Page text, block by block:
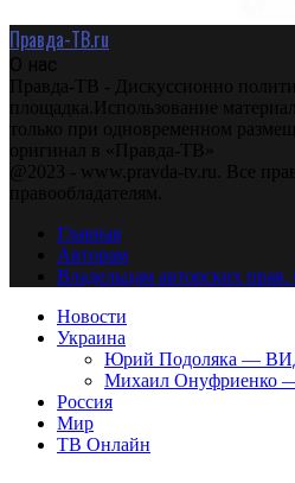
Правда-ТВ.ru
О нас
Правда-ТВ - Дискуссионно
площадка.Использование
только при одновременном
оригинал в «Правда-ТВ»
@2023 - www.pravda-tv.ru. Все
правообладателям.
Главная
Авторам
Владельцам авторских прав.
Новости
Украина
Юрий Подоляка —
Михаил Онуфриенко
Россия
Мир
ТВ Онлайн